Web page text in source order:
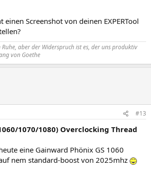
einen Screenshot von deinen EXPERTool
Ruhe, aber der Widerspruch ist es, der uns produktiv
von Goethe
#13
1070/1080) Overclocking Thread
eine Gainward Phönix GS 1060
nem standard-boost von 2025mhz